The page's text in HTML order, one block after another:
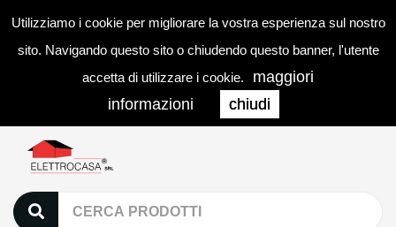
Utilizziamo i cookie per migliorare la vostra esperienza sul nostro
sito. Navigando questo sito o chiudendo questo banner, l'utente
accetta di utilizzare i cookie.
maggiori
informazioni
chiudi
0